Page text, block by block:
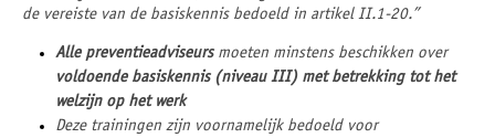
de vereiste van de basiskennis bedoeld in artikel II.1-20.”
Alle preventieadviseursmoeten minstens beschikken over
voldoende basiskennis (niveau III) met betrekking tot het
welzijn op het werk
Deze trainingen zijn voornamelijk bedoeld voor